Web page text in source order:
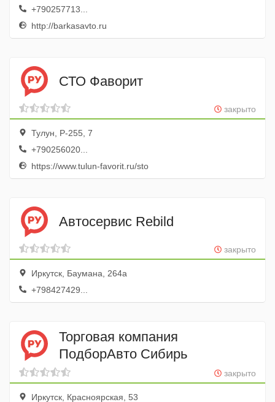
+790257713...
http://barkasavto.ru
СТО Фаворит
закрыто
Тулун, Р-255, 7
+790256020...
https://www.tulun-favorit.ru/sto
Автосервис Rebild
закрыто
Иркутск, Баумана, 264а
+798427429...
Торговая компания
ПодборАвто Сибирь
закрыто
Иркутск, Красноярская, 53